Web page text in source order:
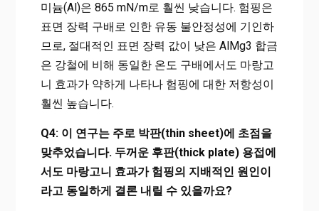
미늄(Al)은 865 mN/m로 훨씬 낮습니다. 험핑은
표면 장력 구배로 인한 유동 불안정성에 기인하
므로, 절대적인 표면 장력 값이 낮은 AlMg3 합금
은 강철에 비해 동일한 온도 구배에서도 마랑고
니 효과가 약하게 나타나 험핑에 대한 저항성이
훨씬 높습니다.
Q4: 이 연구는 주로 박판(thin sheet)에 초점을
맞추었습니다. 두꺼운 후판(thick plate) 용접에
서도 마랑고니 효과가 험핑의 지배적인 원인이
라고 동일하게 결론 내릴 수 있을까요?